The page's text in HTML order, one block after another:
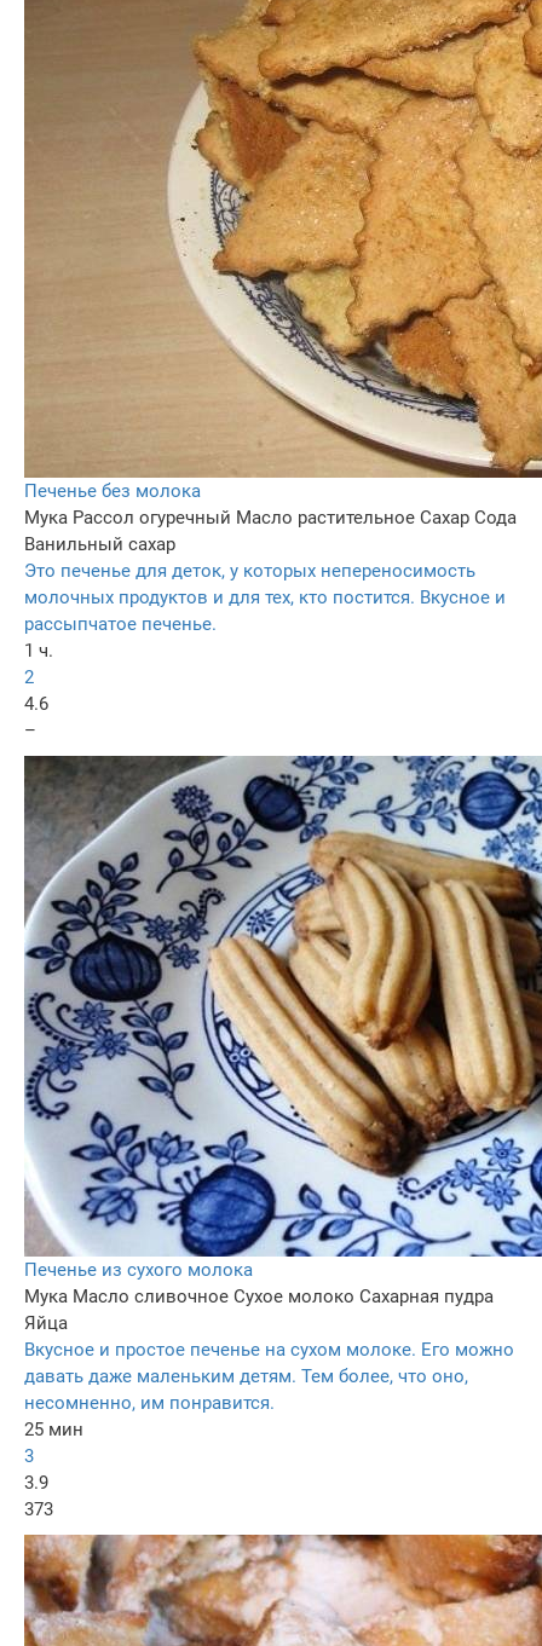
Печенье без молока
Мука Рассол огуречный Масло растительное Сахар Сода
Ванильный сахар
Это печенье для деток, у которых непереносимость
молочных продуктов и для тех, кто постится. Вкусное и
рассыпчатое печенье.
1 ч.
2
4.6
–
Печенье из сухого молока
Мука Масло сливочное Сухое молоко Сахарная пудра
Яйца
Вкусное и простое печенье на сухом молоке. Его можно
давать даже маленьким детям. Тем более, что оно,
несомненно, им понравится.
25 мин
3
3.9
373